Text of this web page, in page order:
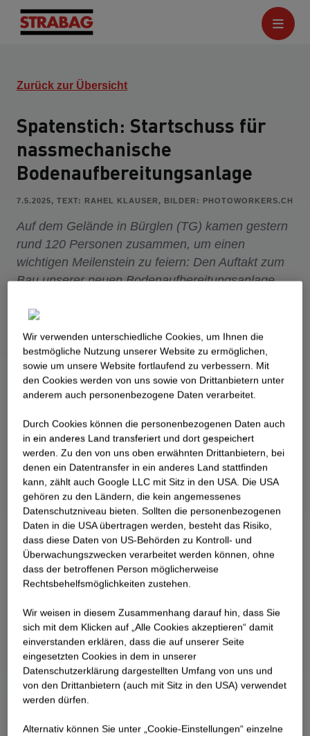
Zurück zur Übersicht
Spatenstich: Startschuss für
nassmechanische
Bodenaufbereitungsanlage
7.5.2025, TEXT: RAHEL KLAUSER, BILDER: PHOTOWORKERS.CH
Auf dem Gelände in Bürglen (TG) kamen gestern
rund 120 Personen zusammen, um einen
wichtigen Meilenstein zu feiern: Den Auftakt zum
Bau unserer neuen Bodenaufbereitungsanlage
Wir verwenden unterschiedliche Cookies, um Ihnen die
best­mögliche Nutzung unserer Website zu ermöglichen,
sowie um unsere Website fortlaufend zu verbessern. Mit
den Cookies werden von uns sowie von Drittanbietern unter
anderem auch personenbezogene Daten verarbeitet.
Durch Cookies können die personenbezogenen Daten auch
in ein anderes Land transferiert und dort gespeichert
werden. Zu den von uns oben erwähnten Drittanbietern, bei
denen ein Datentransfer in ein anderes Land stattfinden
kann, zählt auch Google LLC mit Sitz in den USA. Die USA
gehören zu den Ländern, die kein angemessenes
Datenschutzniveau bieten. Sollten die personenbezogenen
Daten in die USA übertragen werden, besteht das Risiko,
dass diese Daten von US-Behörden zu Kontroll- und
Überwachungszwecken verarbeitet werden können, ohne
dass der betroffenen Person möglicherweise
Rechtsbehelfsmöglichkeiten zustehen.
Wir weisen in diesem Zusammenhang darauf hin, dass Sie
sich mit dem Klicken auf „Alle Cookies akzeptieren“ damit
ein­ver­standen erklären, dass die auf unserer Seite
eingesetzten Cookies in dem in unserer
Datenschutzerklärung dargestellten Umfang von uns und
von den Drittanbietern (auch mit Sitz in den USA) verwendet
werden dürfen.
Alternativ können Sie unter „Cookie-Einstellungen“ einzelne